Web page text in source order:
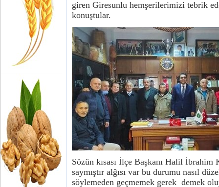
giren Giresunlu hemşerilerimizi tebrik
konuştular.
Sözün kısası İlçe Başkanı Halil
saymıştır alğısı var bu durumu nasıl
söylemeden geçmemek gerek demek